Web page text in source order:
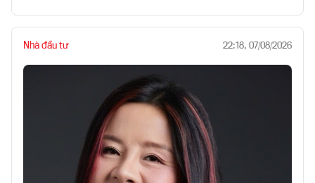
Nhà đầu tư 22:18, 07/08/2026